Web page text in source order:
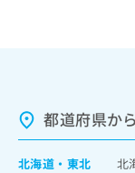
都道府県か
北海道 ・ 東北 北